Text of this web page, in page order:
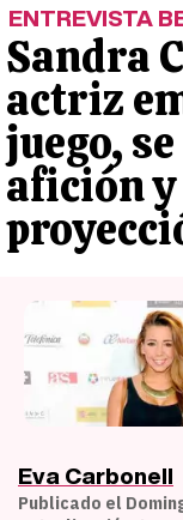
ENTREVISTA
Sandra
actriz
juego,
afición y
Eva Carbonell
Publicado el